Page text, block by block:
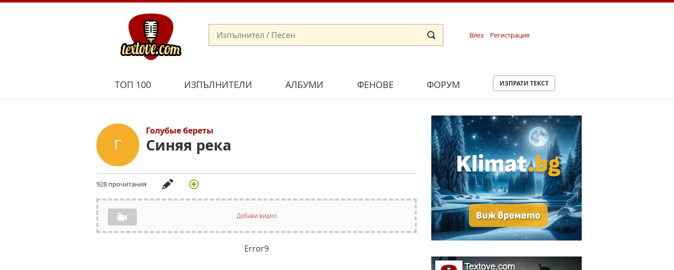
Влез Регистрация
ТОП 100 ИЗПЪЛНИТЕЛИ АЛБУМИ ФЕНОВЕ ФОРУМ ИЗПРАТИ ТЕКСТ
Голубые береты
Синяя река
928 прочитания
Добави видео
Error9